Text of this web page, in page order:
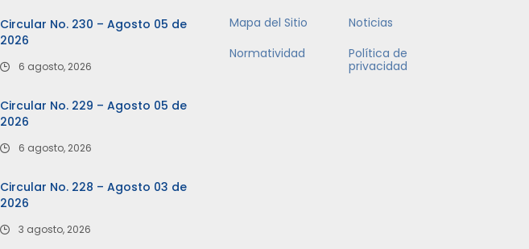
Circular No. 230 – Agosto 05 de
2026
6 agosto, 2026
Circular No. 229 – Agosto 05 de
2026
6 agosto, 2026
Circular No. 228 – Agosto 03 de
2026
3 agosto, 2026
Mapa del Sitio
Noticias
Normatividad
Política de
privacidad